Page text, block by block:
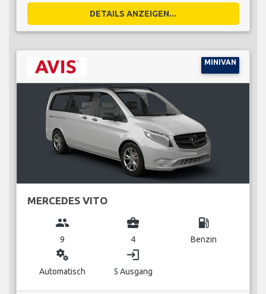
DETAILS ANZEIGEN...
MINIVAN
MERCEDES VITO
group
9
business_center
4
local_gas_station
Benzin
miscellaneous_services
Automatisch
login
5 Ausgang